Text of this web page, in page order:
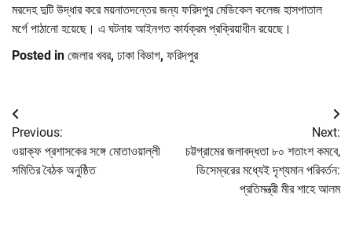
মরদেহ দুটি উদ্ধার করে ময়নাতদন্তের জন্য ফরিদপুর মেডিকেল কলেজ হাসপাতাল
মর্গে পাঠানো হয়েছে। এ ঘটনায় আইনগত কার্যক্রম প্রক্রিয়াধীন রয়েছে।
Posted in জেলার খবর, ঢাকা বিভাগ, ফরিদপুর
Post
navigation
Previous:
ওয়াক্ফ প্রশাসকের সঙ্গে মোতাওয়াল্লী
সমিতির বৈঠক অনুষ্ঠিত
Next:
চট্টগ্রামের জলাবদ্ধতা ৮০ শতাংশ কমবে,
ডিসেম্বরের মধ্যেই দৃশ্যমান পরিবর্তন:
প্রতিমন্ত্রী মীর শাহে আলম